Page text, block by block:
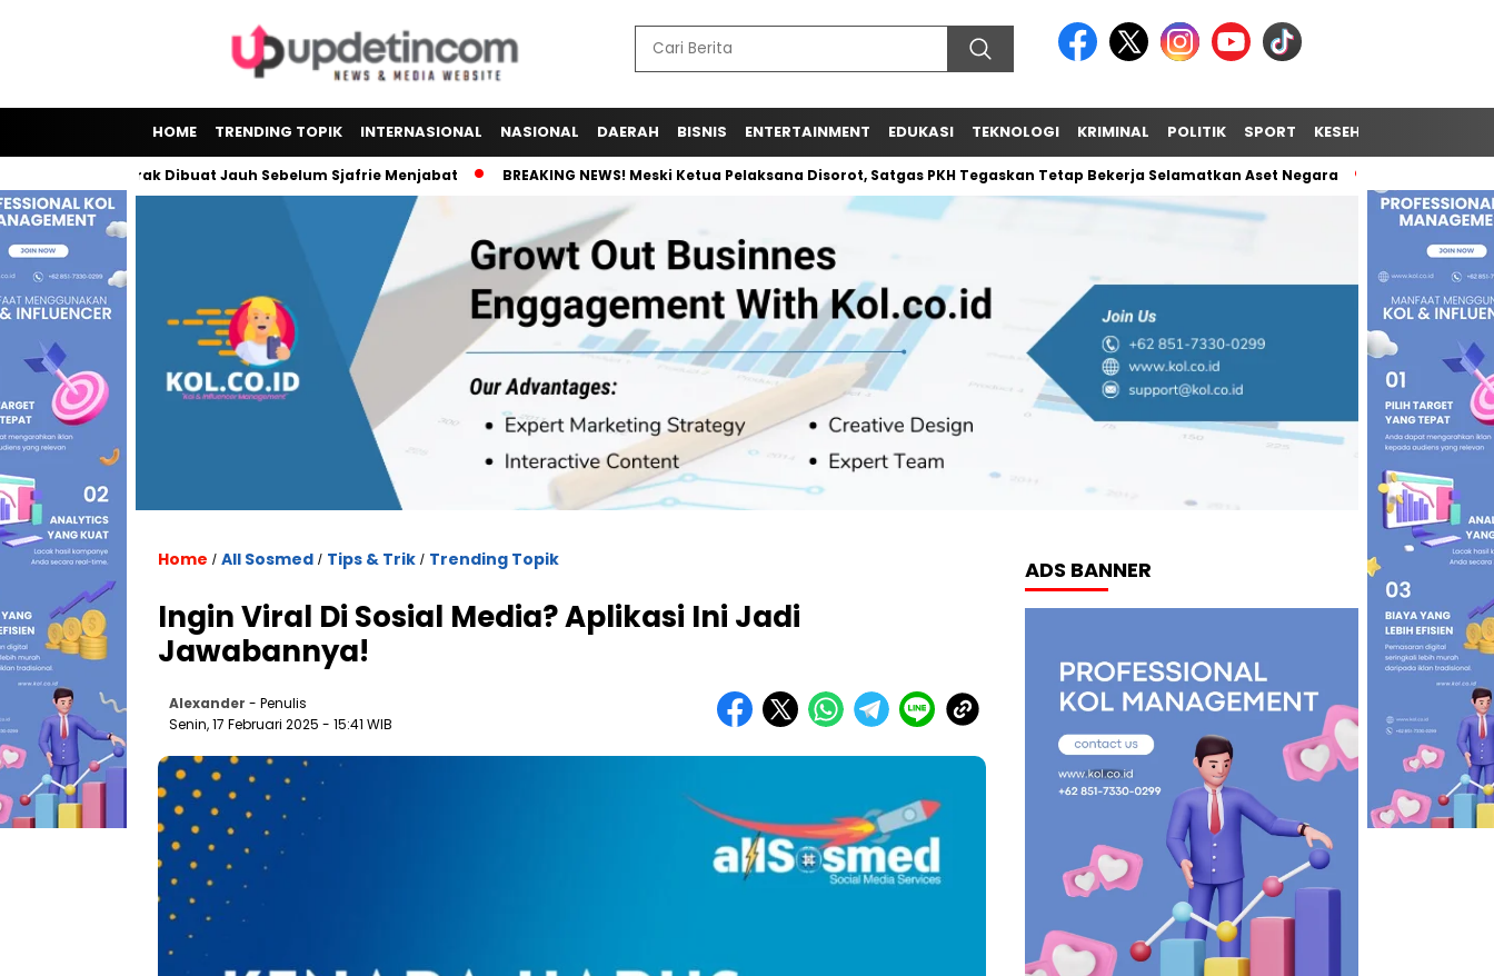
HOME TRENDING TOPIK INTERNASIONAL NASIONAL DAERAH BISNIS ENTERTAINMENT EDUKASI TEKNOLOGI KRIMINAL POLITIK SPORT KESEHATAN
Kontrak Dibuat Jauh Sebelum Sjafrie Menjabat BREAKING NEWS! Meski Ketua Pelaksana Disorot, Satgas PKH Tegaskan Tetap Bekerja Selamatkan Aset Negara Unifying the World
Home / All Sosmed / Tips & Trik / Trending Topik
Ingin Viral Di Sosial Media? Aplikasi Ini Jadi
Jawabannya!
Alexander - Penulis
Senin, 17 Februari 2025 - 15:41 WIB
ADS BANNER